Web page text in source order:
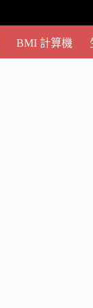
BMI 計算機